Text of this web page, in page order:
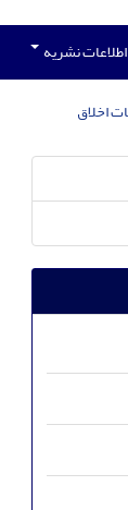
اطلاعات نشریه